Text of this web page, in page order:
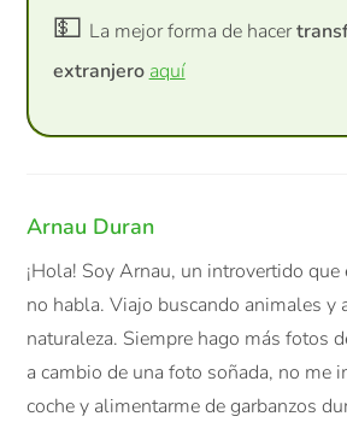
💵 La mejor forma de hacer
extranjero aquí
Arnau Duran
¡Hola! Soy Arnau, un introvertido
no habla. Viajo buscando animales y
naturaleza. Siempre hago más fotos
a cambio de una foto soñada, no me
coche y alimentarme de garbanzos